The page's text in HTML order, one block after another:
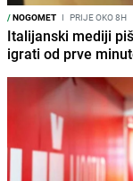
/NOGOMET I PRIJE OKO 8H
Italijanski mediji
igrati od prve